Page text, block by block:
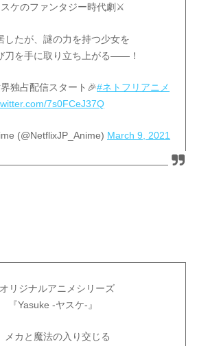
ケのファンタジー時代劇⚔️
したが、謎の力を持つ少女を
刀を手に取り立ち上がる——！
独占配信スタート🎉#ネトフリアニメ
7s0FCeJ37Q
(@NetflixJP_Anime) March 9, 2021
リジナルアニメシリーズ
Yasuke -ヤスケ-』
メカと魔法の入り交じる